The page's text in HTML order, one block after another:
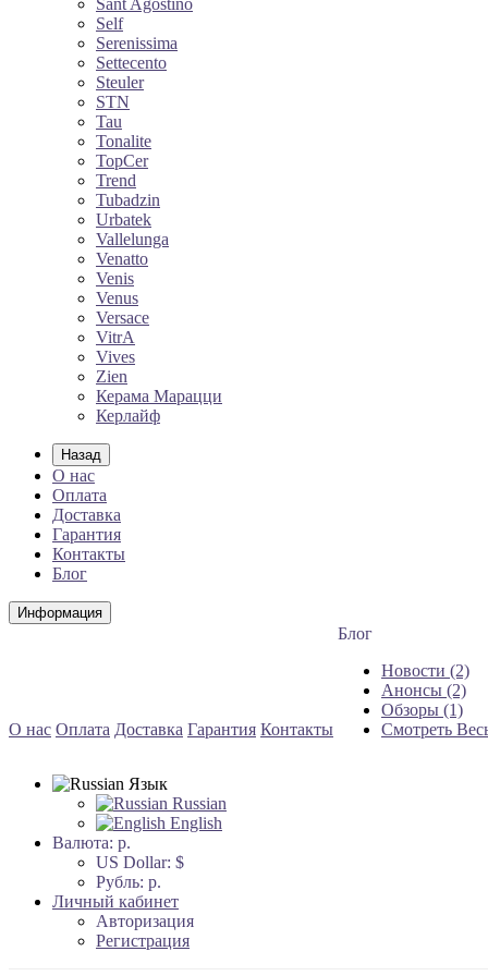
Sant Agostino
Self
Serenissima
Settecento
Steuler
STN
Tau
Tonalite
TopCer
Trend
Tubadzin
Urbatek
Vallelunga
Venatto
Venis
Venus
Versace
VitrA
Vives
Zien
Керама Марацци
Керлайф
Назад
О нас
Оплата
Доставка
Гарантия
Контакты
Блог
Информация
О нас Оплата Доставка Гарантия Контакты
Блог
Новости (2)
Анонсы (2)
Обзоры (1)
Смотреть
Язык
Russian
English
Валюта: р.
US Dollar: $
Рубль: р.
Личный кабинет
Авторизация
Регистрация